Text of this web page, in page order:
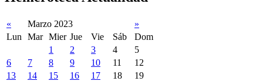
« Marzo 2023
»
Lun
Mar Mier Jue Vie Sáb
Dom
1
2 3 4
5
6
7 8 9 10 11
12
13
14 15 16 17 18
19